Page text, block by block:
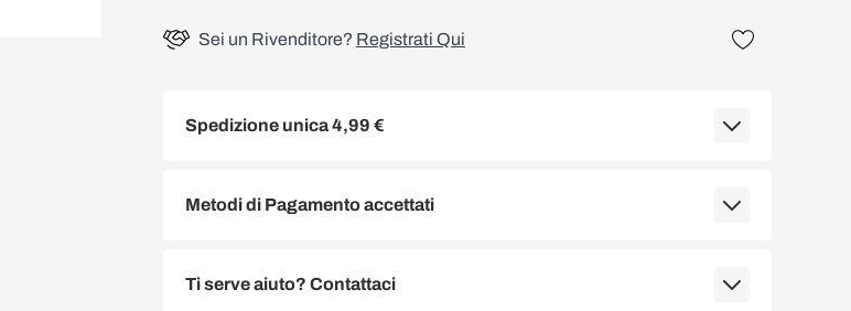
Sei un Rivenditore? Registrati Qui
Spedizione unica 4,99 €
Metodi di Pagamento accettati
Ti serve aiuto? Contattaci